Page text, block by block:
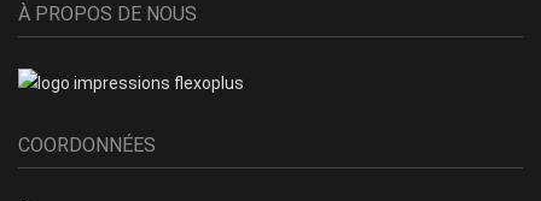
À PROPOS DE NOUS
COORDONNÉES